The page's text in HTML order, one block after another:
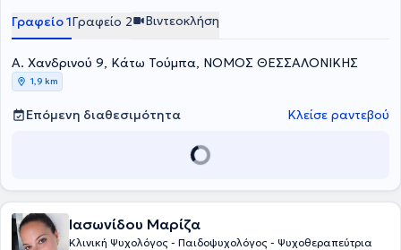
εξελίξεις μέσα από συνέδρια, ημερίδες και σεμινάρια, διευθύνει και
αρθρογραφεί την ιστοσελίδα ΨΥΧΟΛΟΥΓΕΙΑ, ενώ εκδίδει και το
στην κατάθλιψη, στη συμβουλευτική γονέων και στις διαταραχές
άγχους και διάθεσης.
Γραφείο 1Γραφείο 2 Βιντεοκλήση
Α. Χανδρινού 9, Κάτω Τούμπα, ΝΟΜΟΣ ΘΕΣΣΑΛΟΝΙΚΗΣ
1,9 km
Επόμενη διαθεσιμότητα Κλείσε ραντεβού
Ιασωνίδου Μαρίζα
Κλινική Ψυχολόγος - Παιδοψυχολόγος - Ψυχοθεραπεύτρια